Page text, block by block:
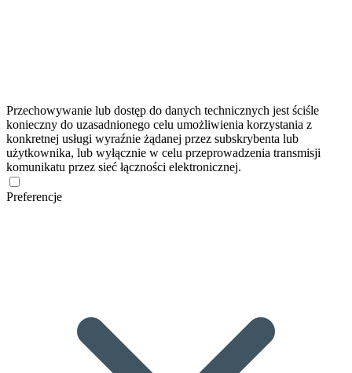
Przechowywanie lub dostęp do danych technicznych jest ściśle
konieczny do uzasadnionego celu umożliwienia korzystania z
konkretnej usługi wyraźnie żądanej przez subskrybenta lub
użytkownika, lub wyłącznie w celu przeprowadzenia transmisji
komunikatu przez sieć łączności elektronicznej.
Preferencje